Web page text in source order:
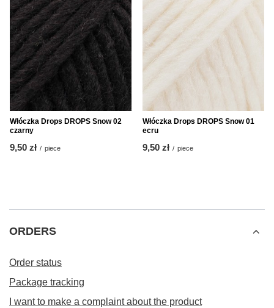
Włóczka Drops DROPS Snow 02
czarny
9,50 zł / piece
Włóczka Drops DROPS Snow 01
ecru
9,50 zł / piece
ORDERS
Order status
Package tracking
I want to make a complaint about the product